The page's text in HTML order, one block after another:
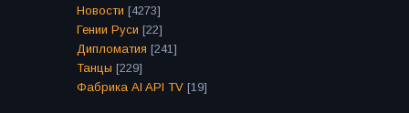
Новости [4273]
Гении Руси [22]
Дипломатия [241]
Танцы [229]
Фабрика AI API TV [19]